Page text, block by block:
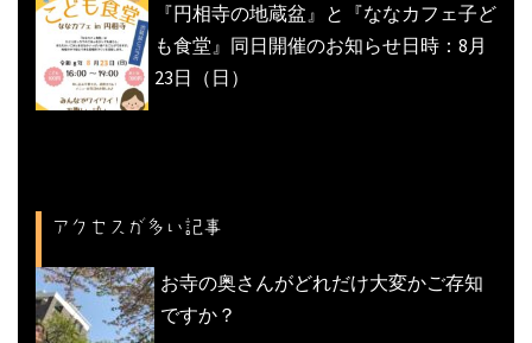
『円相寺の地蔵盆』と『ななカフェ子ど
も食堂』同日開催のお知らせ日時：8月
23日（日）
アクセスが多い記事
お寺の奥さんがどれだけ大変かご存知
ですか？